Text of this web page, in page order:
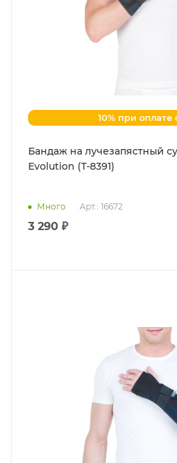
10% при оплате
Бандаж на лучезапястный
Evolution (Т-8391)
Много Арт.: 16672
3 290 ₽